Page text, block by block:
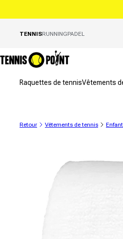
TENNISRUNNINGPADEL
Raquettes de tennisVêtements
Retour Vêtements de tennis